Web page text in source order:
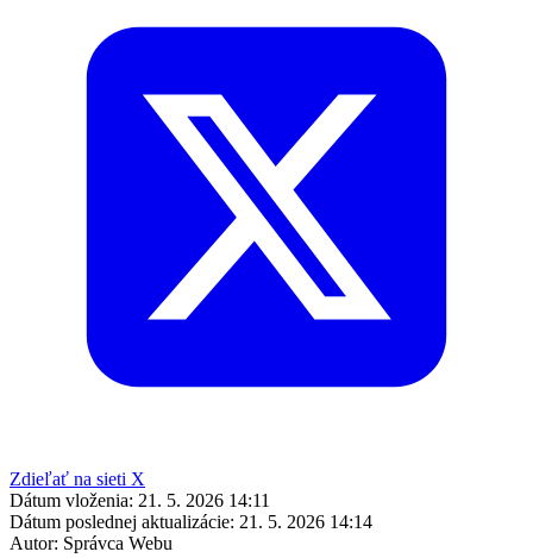
Zdieľať na sieti X
Dátum vloženia: 21. 5. 2026 14:11
Dátum poslednej aktualizácie: 21. 5. 2026 14:14
Autor: Správca Webu